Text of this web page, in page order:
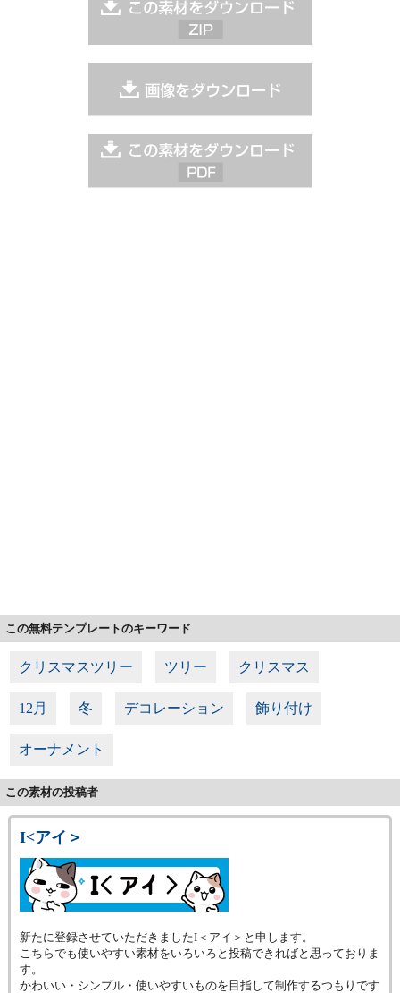
この無料テンプレートのキーワード
クリスマスツリー ツリー クリスマス
12月 冬 デコレーション 飾り付け
オーナメント
この素材の投稿者
I<アイ＞
新たに登録させていただきましたI＜アイ＞と申します。
こちらでも使いやすい素材をいろいろと投稿できればと思っておりま
す。
かわいい・シンプル・使いやすいものを目指して制作するつもりです